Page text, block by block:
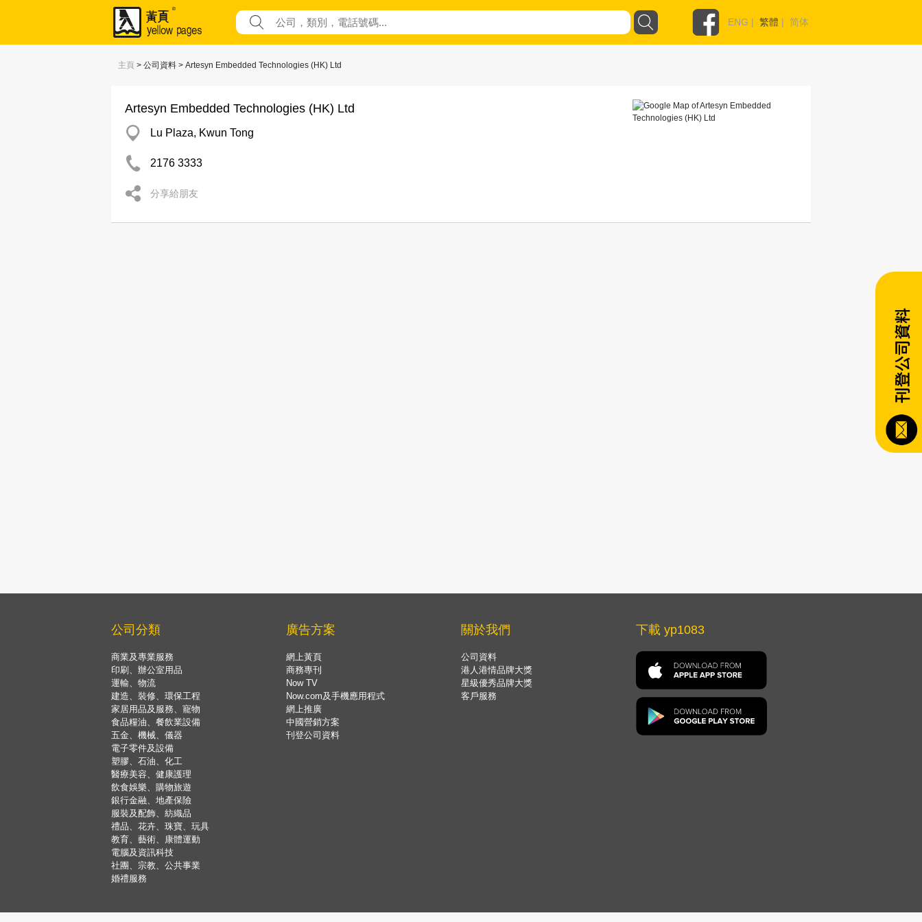
ENG | 繁體 | 简体
主頁 > 公司資料 > Artesyn Embedded Technologies (HK) Ltd
Artesyn Embedded Technologies (HK) Ltd
Lu Plaza, Kwun Tong
2176 3333
分享給朋友
公司分類
商業及專業服務
印刷、辦公室用品
運輸、物流
建造、裝修、環保工程
家居用品及服務、寵物
食品糧油、餐飲業設備
五金、機械、儀器
電子零件及設備
塑膠、石油、化工
醫療美容、健康護理
飲食娛樂、購物旅遊
銀行金融、地產保險
服裝及配飾、紡織品
禮品、花卉、珠寶、玩具
教育、藝術、康體運動
電腦及資訊科技
社團、宗教、公共事業
婚禮服務
廣告方案
網上黃頁
商務專刊
Now TV
Now.com及手機應用程式
網上推廣
中國營銷方案
刊登公司資料
關於我們
公司資料
港人港情品牌大獎
星級優秀品牌大獎
客戶服務
下載 yp1083